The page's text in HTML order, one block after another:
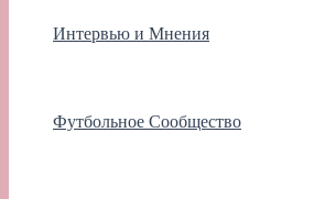
Интервью и Мнения
Футбольное Сообщество